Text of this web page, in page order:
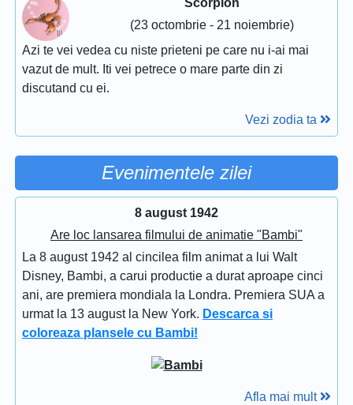
Scorpion
(23 octombrie - 21 noiembrie)
Azi te vei vedea cu niste prieteni pe care nu i-ai mai
vazut de mult. Iti vei petrece o mare parte din zi
discutand cu ei.
Vezi zodia ta
Evenimentele zilei
8 august 1942
Are loc lansarea filmului de animatie "Bambi"
La 8 august 1942 al cincilea film animat a lui Walt
Disney, Bambi, a carui productie a durat aproape cinci
ani, are premiera mondiala la Londra. Premiera SUA a
urmat la 13 august la New York. Descarca si
coloreaza plansele cu Bambi!
Afla mai mult